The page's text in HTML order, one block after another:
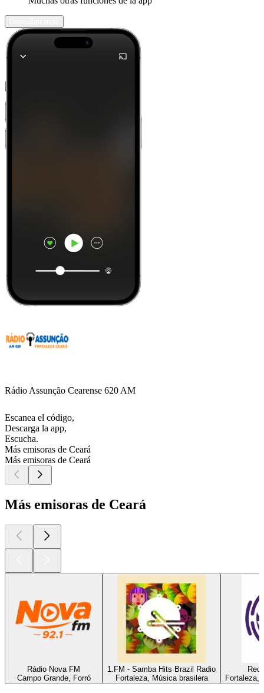
Rádio Assunção Cearense 620 AM
Escanea el código,
Descarga la app,
Escucha.
Más emisoras de Ceará
Más emisoras de Ceará
Más emisoras de Ceará
Rádio Nova FM
Campo Grande, Forró
1.FM - Samba Hits Brazil Radio
Fortaleza, Música brasilera
Fortaleza,